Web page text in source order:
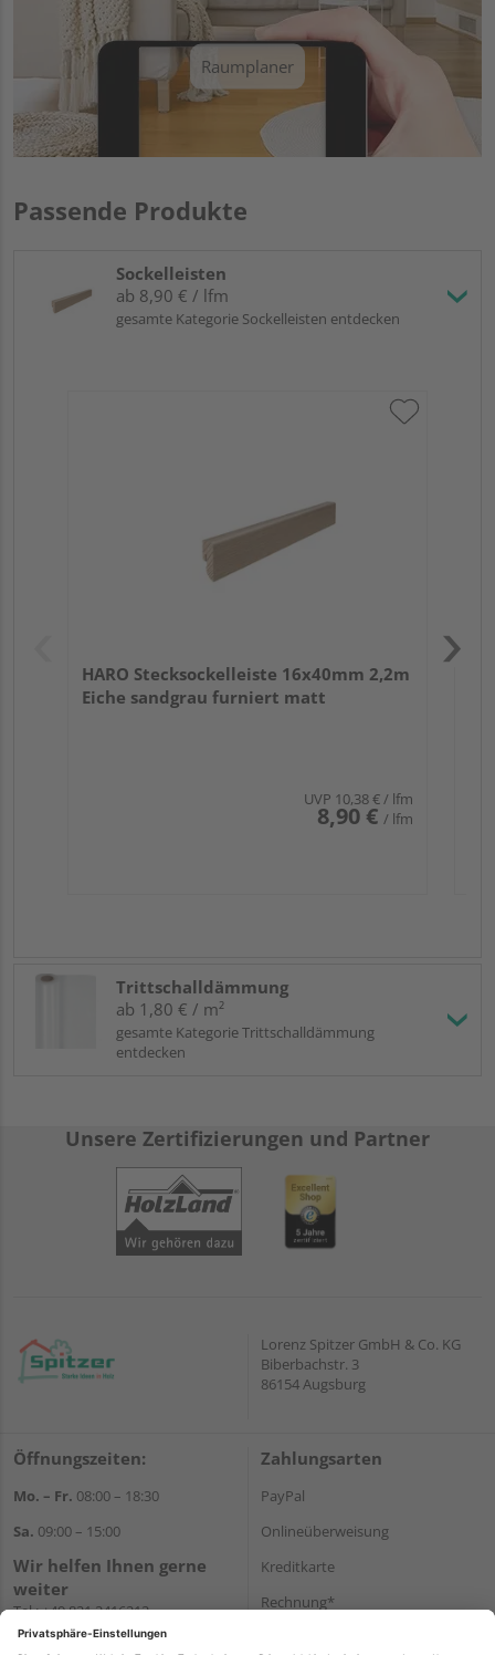
Raumplaner
Passende Produkte
Sockelleisten
ab 8,90 € / lfm
gesamte Kategorie Sockelleisten entdecken
HARO Stecksockelleiste 16x40mm 2,2m
Eiche sandgrau furniert matt
UVP 10,38 €/ lfm
8,90 € / lfm
Trittschalldämmung
ab 1,80 € / m²
gesamte Kategorie Trittschalldämmung
entdecken
Unsere Zertifizierungen und Partner
Lorenz Spitzer GmbH & Co. KG
Biberbachstr. 3
86154 Augsburg
Öffnungszeiten:
Mo. – Fr. 08:00 – 18:30
Sa. 09:00 – 15:00
Wir helfen Ihnen gerne
weiter
Tel.:+49 821 2416212
E-Mail:verwaltung@spitzer-
augsburg.de
Zahlungsarten
PayPal
Onlineüberweisung
Kreditkarte
Rechnung*